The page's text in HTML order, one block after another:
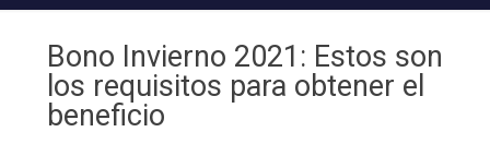
Bono Invierno 2021: Estos son
los requisitos para obtener el
beneficio